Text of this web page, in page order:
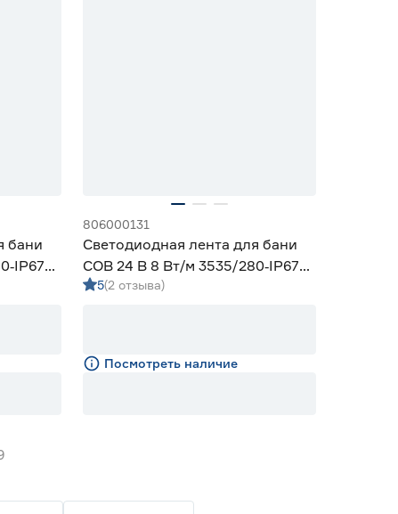
бани
806000131
Светодиодная лента для бани
COB 24 В 8 Вт/м 3535/280‑IP67
10 мм теплый 5 м Geniled
5(2 отзыва)
Посмотреть наличие